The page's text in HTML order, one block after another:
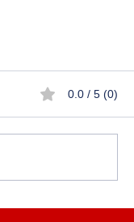
0.0 / 5 (0)